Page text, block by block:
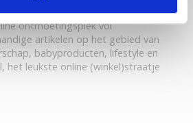
platform voor aanstaande en
ontmoetingsplek vol
artikelen op het gebied van
babyproducten, lifestyle en
het leukste online (winkel)straatje